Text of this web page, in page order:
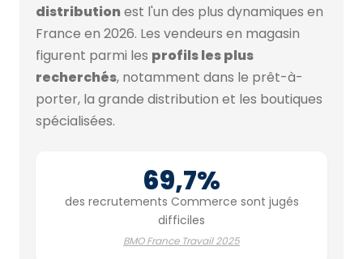
distributionest l'un des plus dynamiques en
France en 2026. Les vendeurs en magasin
figurent parmi les profils les plus
recherchés, notamment dans le prêt-à-
porter, la grande distribution et les boutiques
spécialisées.
69,7%
des recrutements Commerce sont jugés
difficiles
BMO France Travail 2025